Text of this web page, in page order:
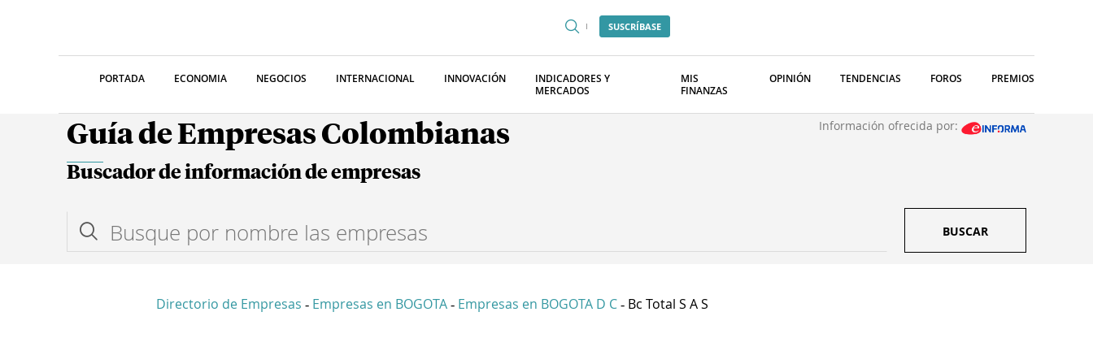
SUSCRÍBASE
PORTADA ECONOMIA NEGOCIOS INTERNACIONAL INNOVACIÓN
INDICADORES Y
MERCADOS
MIS
FINANZAS
OPINIÓN TENDENCIAS FOROS PREMIOS
Guía de Empresas Colombianas Información ofrecida por:
Buscador de información de empresas
BUSCAR
Directorio de Empresas - Empresas en BOGOTA - Empresas en BOGOTA D C - Bc Total S A S